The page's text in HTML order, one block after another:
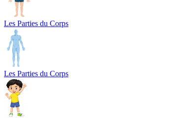
Les Parties du Corps
Les Parties du Corps